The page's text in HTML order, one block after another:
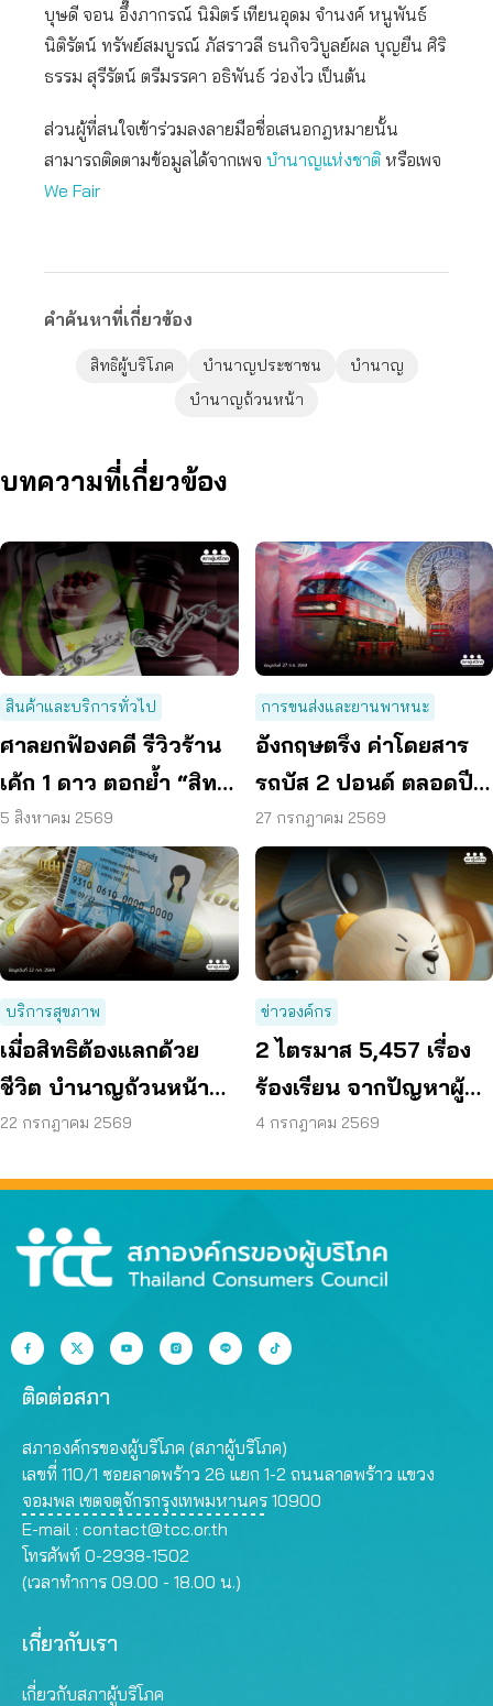
บุษดี จอน อึ๊งภากรณ์ นิมิตร์ เทียนอุดม จำนงค์ หนูพันธ์
นิติรัตน์ ทรัพย์สมบูรณ์ ภัสราวลี ธนกิจวิบูลย์ผล บุญยืน ศิริ
ธรรม สุรีรัตน์ ตรีมรรคา อธิพันธ์ ว่องไว เป็นต้น
ส่วนผู้ที่สนใจเข้าร่วมลงลายมือชื่อเสนอกฎหมายนั้น
สามารถติดตามข้อมูลได้จากเพจ บำนาญแห่งชาติ หรือเพจ
We Fair
คำค้นหาที่เกี่ยวข้อง
สิทธิผู้บริโภค บำนาญประชาชน
บำนาญ
บำนาญถ้วนหน้า
บทความที่เกี่ยวข้อง
สินค้าและบริการทั่วไป
ศาลยกฟ้องคดี รีวิวร้าน
เค้ก 1 ดาว ตอกย้ำ “สิทธิ
ผู้บริโภค” แสดงความคิด
เห็นโดยสุจริต
5 สิงหาคม 2569
การขนส่งและยานพาหนะ
อังกฤษตรึง ค่าโดยสาร
รถบัส 2 ปอนด์ ตลอดปี
70 ลดค่าครองชีพ
27 กรกฎาคม 2569
บริการสุขภาพ
เมื่อสิทธิต้องแลกด้วย
ชีวิต บำนาญถ้วนหน้า
คือคำตอบของสังคมสูง
22 กรกฎาคม 2569
ข่าวองค์กร
2 ไตรมาส 5,457 เรื่อง
ร้องเรียน จากปัญหาผู้
บริโภค สู่การดันนโยบาย
4 กรกฎาคม 2569
ติดต่อสภา
สภาองค์กรของผู้บริโภค (สภาผู้บริโภค)
เลขที่ 110/1 ซอยลาดพร้าว 26 แยก 1-2 ถนนลาดพร้าว แขวง
จอมพล เขตจตุจักรกรุงเทพมหานคร 10900
E-mail : contact@tcc.or.th
โทรศัพท์ 0-2938-1502
(เวลาทำการ 09.00 - 18.00 น.)
เกี่ยวกับเรา
เกี่ยวกับสภาผู้บริโภค